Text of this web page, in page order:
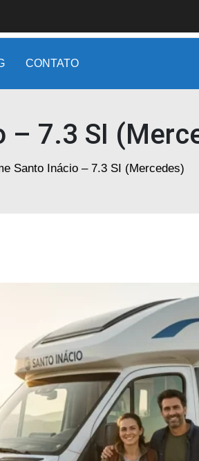
CONTATO
– 7.3 SI
Santo Inácio – 7.3 SI (Mercedes)